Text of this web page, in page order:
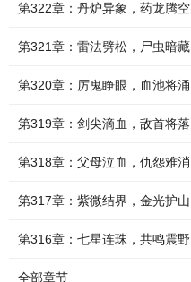
第322章：丹炉异象，药龙腾空
第321章：雷法劈松，尸虫暗藏
第320章：厉鬼睁眼，血池将涌
第319章：剑尖滴血，敌首将落
第318章：父母泣血，仇怨难消
第317章：紫微结界，金光护山
第316章：七星连珠，共鸣震野
全部章节